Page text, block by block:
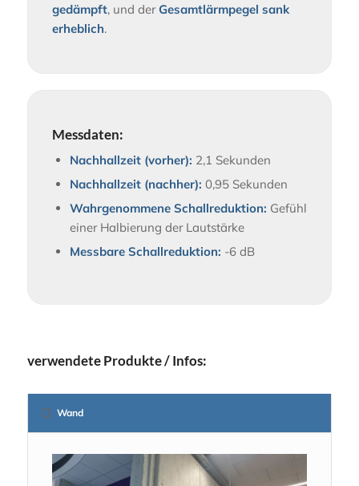
gedämpft, und derGesamtlärmpegel sank
erheblich.
Messdaten:
Nachhallzeit (vorher): 2,1 Sekunden
Nachhallzeit (nachher): 0,95 Sekunden
Wahrgenommene Schallreduktion: Gefühl
einer Halbierung der Lautstärke
Messbare Schallreduktion: -6 dB
verwendete Produkte / Infos:
Wand